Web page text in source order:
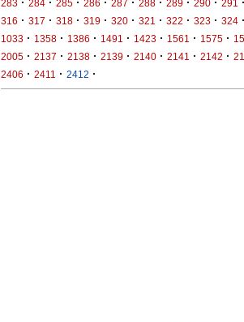
283 284 285 286 287 288 289 290 291
316 · 317 · 318 · 319 · 320 · 321 · 322 · 323 · 324 ·
1033 · 1358 · 1386 · 1491 · 1423 · 1561 · 1575 ·
2005 · 2137 · 2138 · 2139 · 2140 · 2141 · 2142 ·
2406 · 2411 · 2412 ·